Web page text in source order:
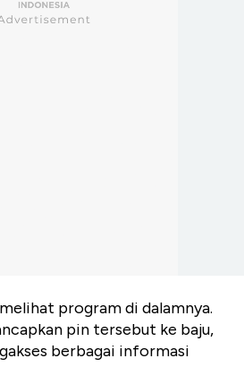
program di dalamnya.
pin tersebut ke baju,
berbagai informasi